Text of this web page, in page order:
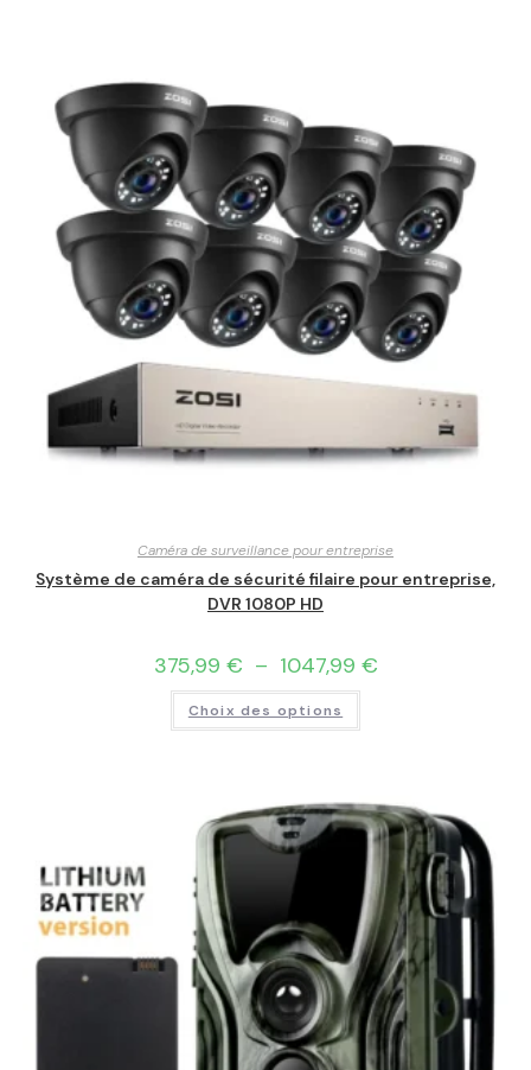
Caméra de surveillance pour entreprise
Système de caméra de sécurité filaire pour entreprise,
DVR 1080P HD
375,99 € – 1047,99 €
Choix des options